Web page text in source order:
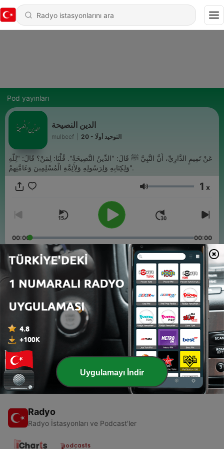
Pod yayınları
الدين النصيحة
mulbeef 20 - التوحيد أولًا
عَنْ تَمِيمٍ الدَّارِيِّ، أَنَّ النَّبِيَّ ﷺ قَالَ: "الدِّينُ النَّصِيحَةُ". قُلْنَا: لِمَنْ؟ قَالَ: "لِلَّهِ
وَلِكِتَابِهِ وَلِرَسُولِهِ وَلِأَئِمَّةِ الْمُسْلِمِينَ وَعَامَّتِهِمْ".
Ses 1 x
00:00 00:00
Bölümler
20 - التوحيد أولًا
01 Kas 2017
1 - الصلاة
02 Kas 2017
Radyo
Radyo İstasyonları ve Podcast'ler
Uygulamayı İndir